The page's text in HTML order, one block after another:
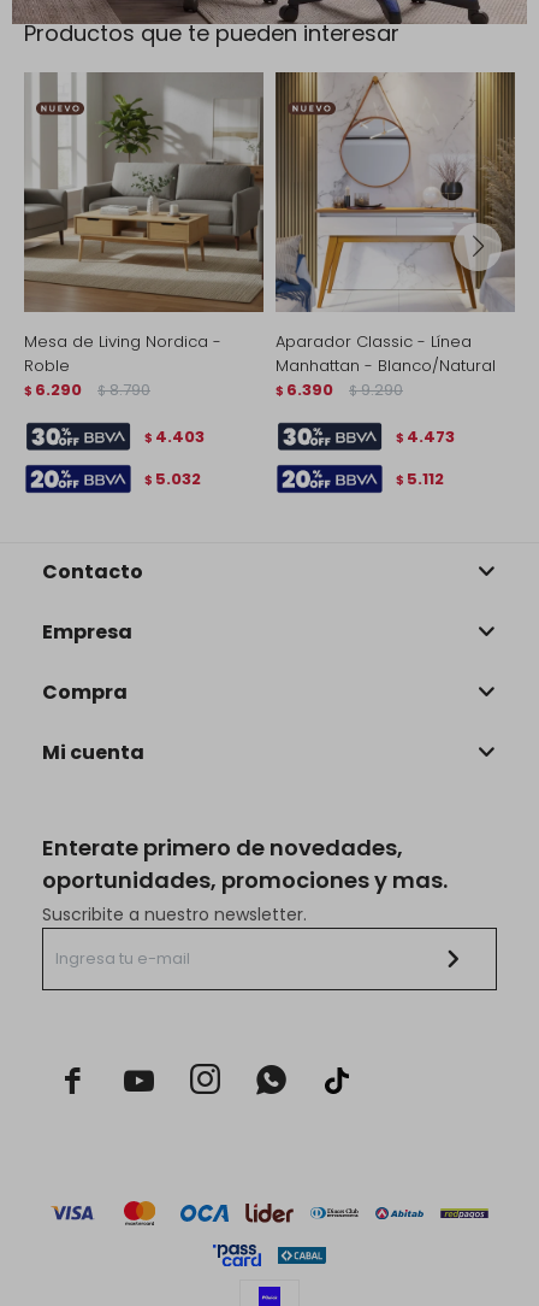
Productos que te pueden interesar
Mesa de Living Nordica -
Roble
$ 6.290 $ 8.790
$ 4.403
$ 5.032
Aparador Classic - Línea
Manhattan - Blanco/Natural
$ 6.390 $ 9.290
$ 4.473
$ 5.112
Enterate primero de novedades,
oportunidades, promociones y mas.
Suscribite a nuestro newsletter.
  
Contacto
Empresa
Compra
Mi cuenta